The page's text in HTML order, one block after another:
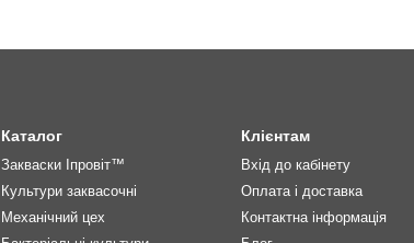
Каталог
Закваски Іпровіт™
Культури заквасочні
Механічний цех
Клієнтам
Вхід до кабінету
Оплата і доставка
Контактна інформація